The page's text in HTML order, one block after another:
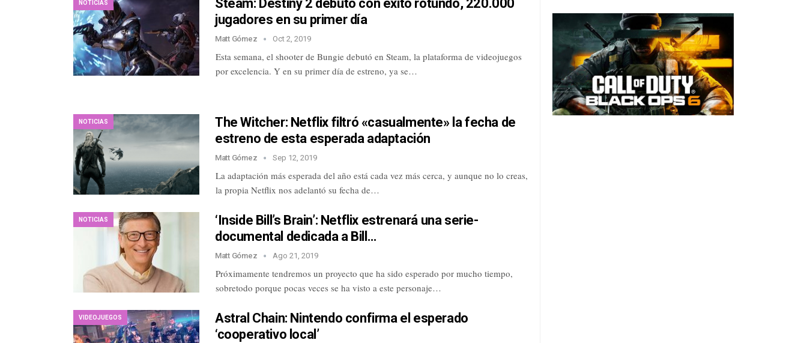
NOTICIAS
Steam: Destiny 2 debutó con éxito rotundo, 220.000
jugadores en su primer día
Matt Gómez Oct 2, 2019
Esta semana, el shooter de Bungie debutó en Steam, la plataforma de videojuegos
por excelencia. Y en su primer día de estreno, ya se…
NOTICIAS
The Witcher: Netflix filtró «casualmente» la fecha de
estreno de esta esperada adaptación
Matt Gómez Sep 12, 2019
La adaptación más esperada del año está cada vez más cerca, y aunque no lo creas,
la propia Netflix nos adelantó su fecha de…
NOTICIAS
‘Inside Bill’s Brain’: Netflix estrenará una serie-
documental dedicada a Bill…
Matt Gómez Ago 21, 2019
Próximamente tendremos un proyecto que ha sido esperado por mucho tiempo,
sobretodo porque pocas veces se ha visto a este personaje…
VIDEOJUEGOS
Astral Chain: Nintendo confirma el esperado
‘cooperativo local’